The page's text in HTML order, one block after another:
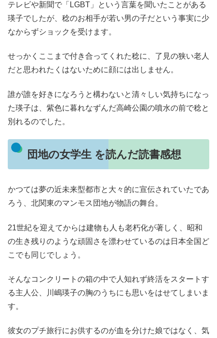
テレビや新聞で「LGBT」という言葉を聞いたことがある
瑛子でしたが、稔のお相手が若い男の子だという事実に少
なからずショックを受けます。
せっかくここまで付き合ってくれた稔に、了見の狭い老人
だと思われたくはないために顔には出しません。
誰が誰を好きになろうと構わないと清々しい気持ちになっ
た瑛子は、紫色に暮れなずんだ高崎公園の噴水の前で稔と
別れるのでした。
団地の女学生 を読んだ読書感想
かつては夢の近未来型都市と大々的に宣伝されていたであ
ろう、北関東のマンモス団地が物語の舞台。
21世紀を迎えてからは建物も人も老朽化が著しく、昭和
の生き残りのような頑固さを漂わせているのは日本全国ど
こでも同じでしょう。
そんなコンクリートの箱の中で人知れず終活をスタートす
る主人公、川嶋瑛子の胸のうちにも思いをはせてしまいま
す。
彼女のプチ旅行にお供するのが血を分けた娘ではなく、気